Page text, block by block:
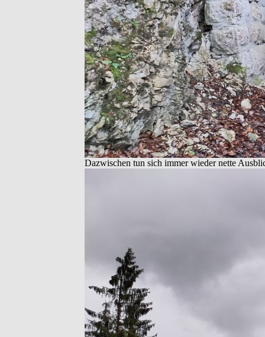
Dazwischen tun sich immer wieder nette